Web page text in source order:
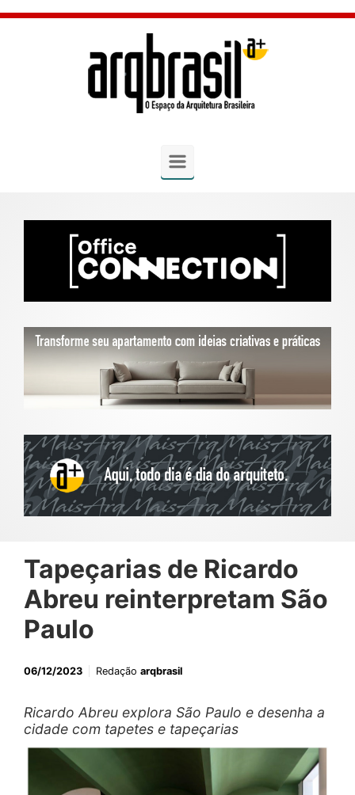
Skip to main content
Tapeçarias de Ricardo
Abreu reinterpretam São
Paulo
06/12/2023 Redação arqbrasil
Ricardo Abreu explora São Paulo e desenha a
cidade com tapetes e tapeçarias